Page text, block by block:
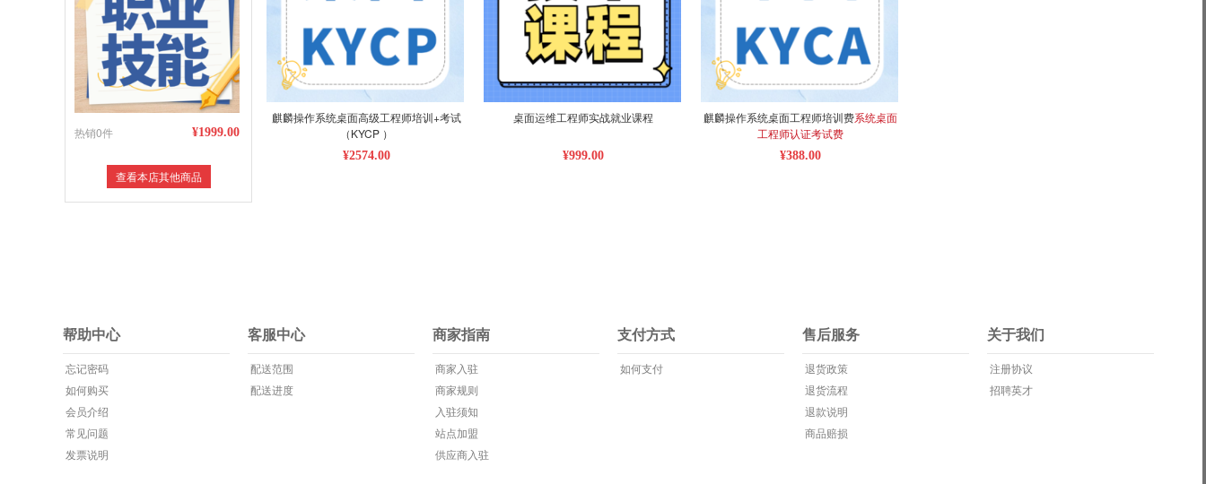
麒麟操作系统桌面高级工程师培训+考试
（KYCP ）
¥2574.00
桌面运维工程师实战就业课程
¥999.00
麒麟操作系统桌面工程师培训费系统桌面
工程师认证考试费
¥388.00
¥1999.00
热销0件
查看本店其他商品
帮助中心
忘记密码
如何购买
会员介绍
常见问题
发票说明
客服中心
配送范围
配送进度
商家指南
商家入驻
商家规则
入驻须知
站点加盟
供应商入驻
支付方式
如何支付
售后服务
退货政策
退货流程
退款说明
商品赔损
关于我们
注册协议
招聘英才